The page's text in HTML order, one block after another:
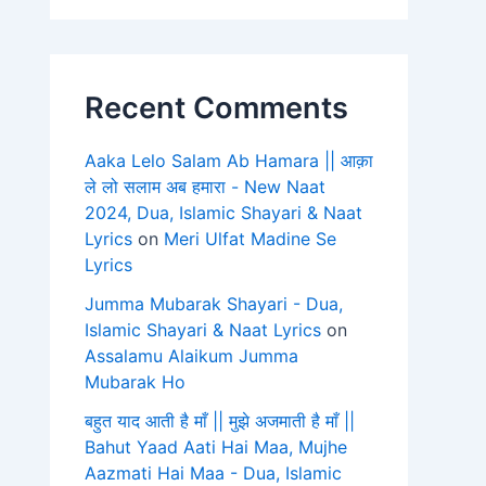
Recent Comments
Aaka Lelo Salam Ab Hamara || आक़ा
ले लो सलाम अब हमारा - New Naat
2024, Dua, Islamic Shayari & Naat
Lyrics on Meri Ulfat Madine Se
Lyrics
Jumma Mubarak Shayari - Dua,
Islamic Shayari & Naat Lyrics on
Assalamu Alaikum Jumma
Mubarak Ho
बहुत याद आती है माँ || मुझे अजमाती है माँ ||
Bahut Yaad Aati Hai Maa, Mujhe
Aazmati Hai Maa - Dua, Islamic